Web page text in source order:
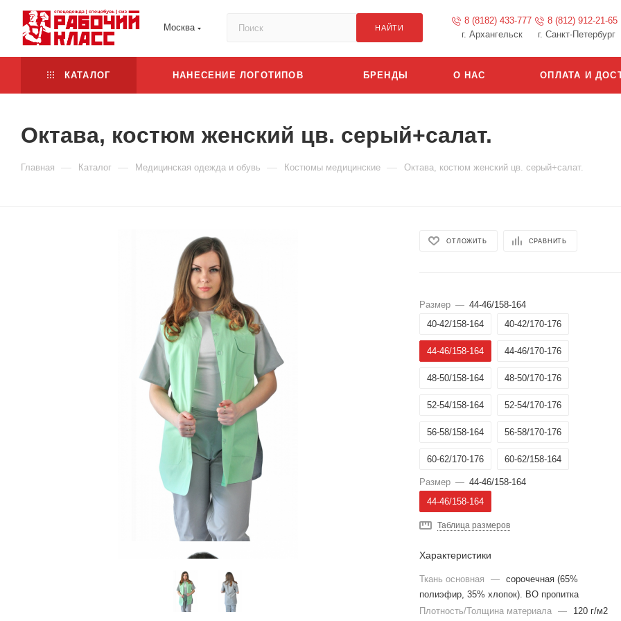
Москва НАЙТИ
8 (8182) 433-777
г. Архангельск
8 (812) 912-21-65
г. Санкт-Петербург
КАТАЛОГ НАНЕСЕНИЕ ЛОГОТИПОВ БРЕНДЫ О НАС ОПЛАТА И
Октава, костюм женский цв. серый+салат.
Главная — Каталог — Медицинская одежда и обувь — Костюмы медицинские — Октава, костюм женский цв. серый+салат.
ОТЛОЖИТЬ СРАВНИТЬ
Размер — 44-46/158-164
40-42/158-164
40-42/170-176
44-46/158-164 44-46/170-176
48-50/158-164 48-50/170-176
52-54/158-164 52-54/170-176
56-58/158-164 56-58/170-176
60-62/170-176 60-62/158-164
64-66/170-176 64-66/158-164
Размер — 44-46/158-164
44-46/158-164
Таблица размеров
Характеристики
Ткань основная —
сорочечная (65%
полиэфир, 35% хлопок). ВО пропитка
Плотность/Толщина материала
— 120 г/м2